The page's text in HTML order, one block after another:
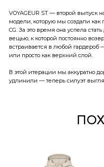
VOYAGEUR ST — второй выпуск
модели, которую мы создали как
CG. За это время она успела
вещью, к которой постоянно
встраивается в любой гардероб
или просто как верхний слой.
В этой итерации мы аккуратно
удлинили — теперь силуэт
Это худи отлично впишется в
ощущение уюта, ради которого